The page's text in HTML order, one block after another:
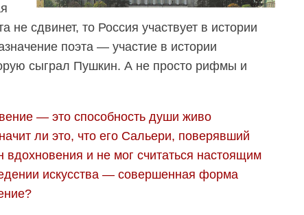
не сдвинет, то Россия участвует в истории
поэта — участие в истории
сыграл Пушкин. А не просто рифмы и
— это способность души живо
ли это, что его Сальери, поверявший
и не мог считаться настоящим
искусства — совершенная форма